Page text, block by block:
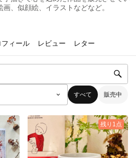
、似顔絵、イラストなどなど。
フィール レビュー レター
すべて 販売中
残り1点